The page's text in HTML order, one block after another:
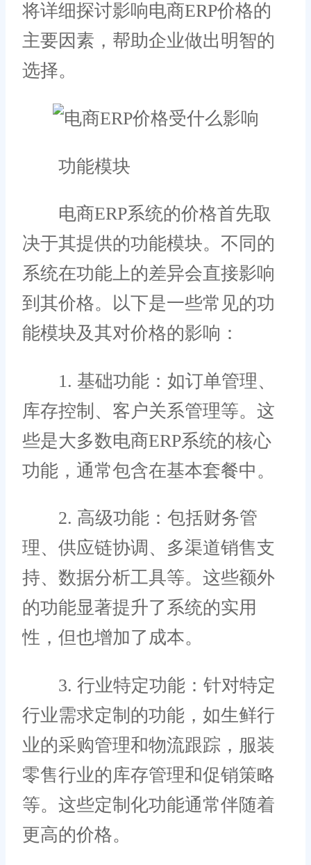
将详细探讨影响电商ERP价格的
主要因素，帮助企业做出明智的
选择。
功能模块
电商ERP系统的价格首先取
决于其提供的功能模块。不同的
系统在功能上的差异会直接影响
到其价格。以下是一些常见的功
能模块及其对价格的影响：
1. 基础功能：如订单管理、
库存控制、客户关系管理等。这
些是大多数电商ERP系统的核心
功能，通常包含在基本套餐中。
2. 高级功能：包括财务管
理、供应链协调、多渠道销售支
持、数据分析工具等。这些额外
的功能显著提升了系统的实用
性，但也增加了成本。
3. 行业特定功能：针对特定
行业需求定制的功能，如生鲜行
业的采购管理和物流跟踪，服装
零售行业的库存管理和促销策略
等。这些定制化功能通常伴随着
更高的价格。